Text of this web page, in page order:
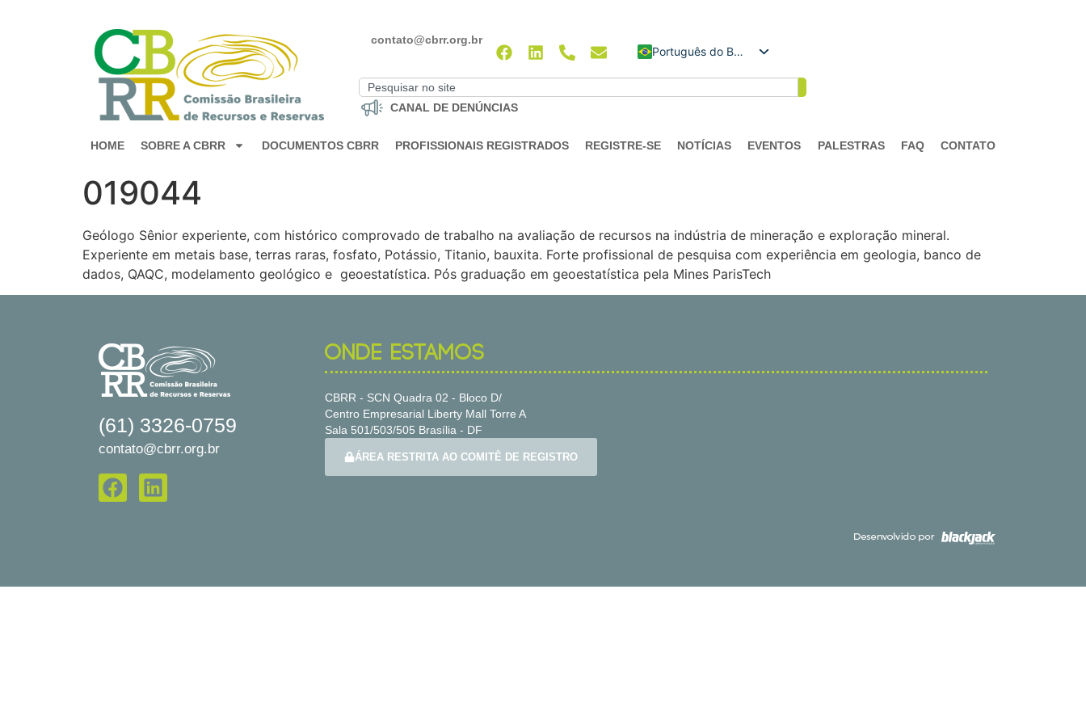
contato@cbrr.org.br
Português do Brasil
English
CANAL DE DENÚNCIAS
HOME SOBRE A CBRR DOCUMENTOS CBRR PROFISSIONAIS REGISTRADOS REGISTRE-SE NOTÍCIAS EVENTOS PALESTRAS FAQ CONTATO
019044
Geólogo Sênior experiente, com histórico comprovado de trabalho na avaliação de recursos na indústria de mineração e exploração mineral.
Experiente em metais base, terras raras, fosfato, Potássio, Titanio, bauxita. Forte profissional de pesquisa com experiência em geologia, banco de
dados, QAQC, modelamento geológico e geoestatística. Pós graduação em geoestatística pela Mines ParisTech
(61) 3326-0759
contato@cbrr.org.br
ONDE ESTAMOS
CBRR - SCN Quadra 02 - Bloco D/
Centro Empresarial Liberty Mall Torre A
Sala 501/503/505 Brasília - DF
ÁREA RESTRITA AO COMITÊ DE REGISTRO